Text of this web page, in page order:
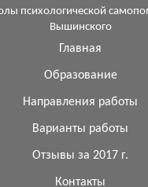
психологической
Вышинского
Главная
Образование
Направления работы
Варианты работы
Отзывы за 2017 г.
Контакты